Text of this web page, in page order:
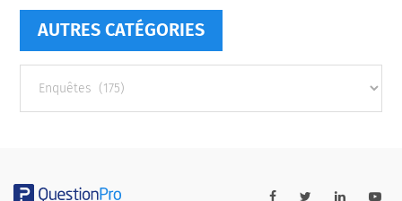
AUTRES CATÉGORIES
catégories